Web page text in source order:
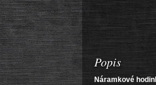
Popis
Náramkové